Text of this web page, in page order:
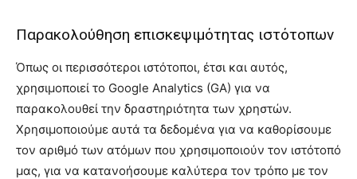
Παρακολούθηση επισκεψιμότητας ιστότοπων
Όπως οι περισσότεροι ιστότοποι, έτσι και αυτός,
χρησιμοποιεί το Google Analytics (GA) για να
παρακολουθεί την δραστηριότητα των χρηστών.
Χρησιμοποιούμε αυτά τα δεδομένα για να καθορίσουμε
τον αριθμό των ατόμων που χρησιμοποιούν τον ιστότοπό
μας, για να κατανοήσουμε καλύτερα τον τρόπο με τον